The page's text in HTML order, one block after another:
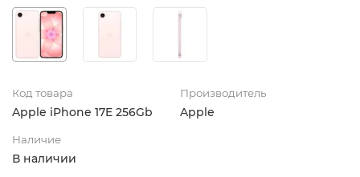
Код товара
Apple iPhone 17E 256Gb
Производитель
Apple
Наличие
В наличии